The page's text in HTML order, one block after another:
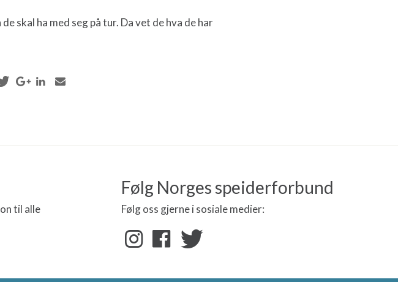
skal ha med seg på tur. Da vet de hva de har
til alle
Følg Norges speiderforbund
Følg oss gjerne i sosiale medier: